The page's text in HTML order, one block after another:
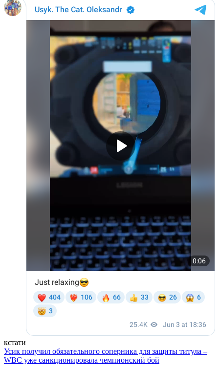
кстати
Усик получил обязательного соперника для защиты титула –
WBC уже санкционировала чемпионский бой